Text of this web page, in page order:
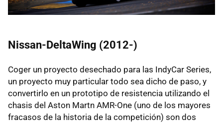
Nissan-DeltaWing (2012-)
Coger un proyecto desechado para las IndyCar Series,
un proyecto muy particular todo sea dicho de paso, y
convertirlo en un prototipo de resistencia utilizando el
chasis del Aston Martn AMR-One (uno de los mayores
fracasos de la historia de la competición) son dos